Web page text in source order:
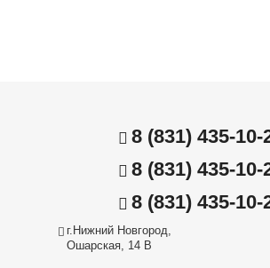
8 (831) 435-10-
8 (831) 435-10-
8 (831) 435-10-
г.Нижний Новгород,
Ошарская, 14 В